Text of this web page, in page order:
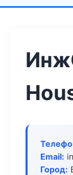
Email:
Город: